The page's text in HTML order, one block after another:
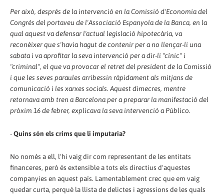
Per això, després de la intervenció en la Comissió d'Economia del
Congrés del portaveu de l'Associació Espanyola de la Banca, en la
qual aquest va defensar l'actual legislació hipotecària, va
reconèixer que s'havia hagut de contenir per a no llençar-li una
sabata i va aprofitar la seva intervenció per a dir-li "cínic" i
"criminal", el que va provocar el retret del president de la Comissió
i que les seves paraules arribessin ràpidament als mitjans de
comunicació i les xarxes socials. Aquest dimecres, mentre
retornava amb tren a Barcelona per a preparar la manifestació del
pròxim 16 de febrer, explicava la seva intervenció a Público.
-Quins són els crims que li imputaria?
No només a ell, l'hi vaig dir com representant de les entitats
financeres, però és extensible a tots els directius d'aquestes
companyies en aquest país. Lamentablement crec que em vaig
quedar curta, perquè la llista de delictes i agressions de les quals